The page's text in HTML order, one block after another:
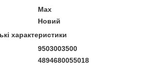
Max
Новий
характеристики
9503003500
4894680055018